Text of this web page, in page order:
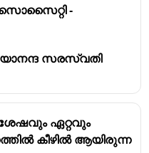
-
സരസ്വതി
ഏറ്റവും
കീഴിൽ ആയിരുന്ന